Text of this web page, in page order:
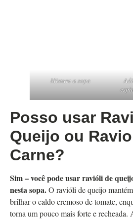
Misture a sopa
Posso usar
Queijo ou
Carne?
Sim – você pode usar ravióli de
nesta sopa.O ravióli de queijo
brilhar o caldo cremoso de tomate,
torna um pouco mais forte e